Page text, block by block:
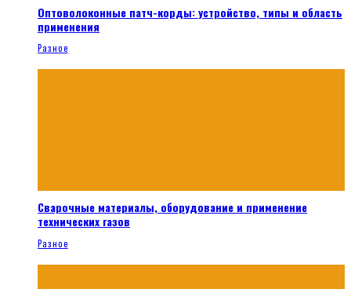
Оптоволоконные патч-корды: устройство, типы и область
применения
Разное
Сварочные материалы, оборудование и применение
технических газов
Разное